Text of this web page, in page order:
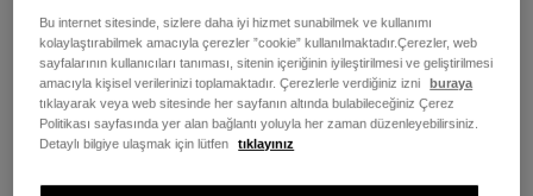
Bu internet sitesinde, sizlere daha iyi hizmet sunabilmek ve kullanımı
kolaylaştırabilmek amacıyla çerezler ”cookie” kullanılmaktadır.Çerezler, web
sayfalarının kullanıcıları tanıması, sitenin içeriğinin iyileştirilmesi ve geliştirilmesi
amacıyla kişisel verilerinizi toplamaktadır. Çerezlerle verdiğiniz izni
buraya
tıklayarak veya web sitesinde her sayfanın altında bulabileceğiniz Çerez
Politikası sayfasında yer alan bağlantı yoluyla her zaman düzenleyebilirsiniz.
Detaylı bilgiye ulaşmak için lütfen
tıklayınız